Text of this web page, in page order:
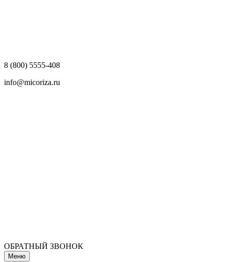
8 (800) 5555-408
info@micoriza.ru
ОБРАТНЫЙ ЗВОНОК
Меню